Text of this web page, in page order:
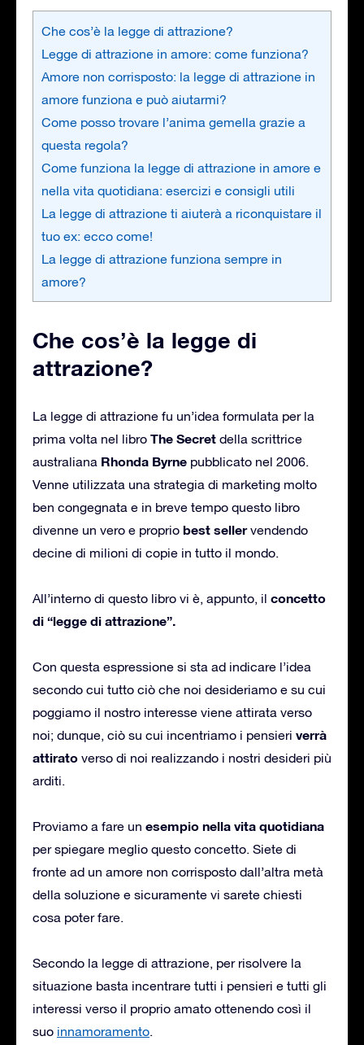
Che cos’è la legge di attrazione?
Legge di attrazione in amore: come funziona?
Amore non corrisposto: la legge di attrazione in
amore funziona e può aiutarmi?
Come posso trovare l’anima gemella grazie a
questa regola?
Come funziona la legge di attrazione in amore e
nella vita quotidiana: esercizi e consigli utili
La legge di attrazione ti aiuterà a riconquistare il
tuo ex: ecco come!
La legge di attrazione funziona sempre in
amore?
Che cos’è la legge di
attrazione?
La legge di attrazione fu un’idea formulata per la
prima volta nel libro The Secret della scrittrice
australiana Rhonda Byrne pubblicato nel 2006.
Venne utilizzata una strategia di marketing molto
ben congegnata e in breve tempo questo libro
divenne un vero e proprio best sellervendendo
decine di milioni di copie in tutto il mondo.
All’interno di questo libro vi è, appunto, il concetto
di “legge di attrazione”.
Con questa espressione si sta ad indicare l’idea
secondo cui tutto ciò che noi desideriamo e su cui
poggiamo il nostro interesse viene attirata verso
noi; dunque, ciò su cui incentriamo i pensieri verrà
attirato verso di noi realizzando i nostri desideri più
arditi.
Proviamo a fare un esempio nella vita quotidiana
per spiegare meglio questo concetto. Siete di
fronte ad un amore non corrisposto dall’altra metà
della soluzione e sicuramente vi sarete chiesti
cosa poter fare.
Secondo la legge di attrazione, per risolvere la
situazione basta incentrare tutti i pensieri e tutti gli
interessi verso il proprio amato ottenendo così il
suo innamoramento.